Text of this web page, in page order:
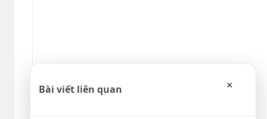
Bài viết liên quan ×